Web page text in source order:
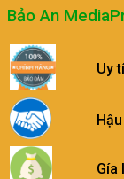
Bảo An
Uy
Gía